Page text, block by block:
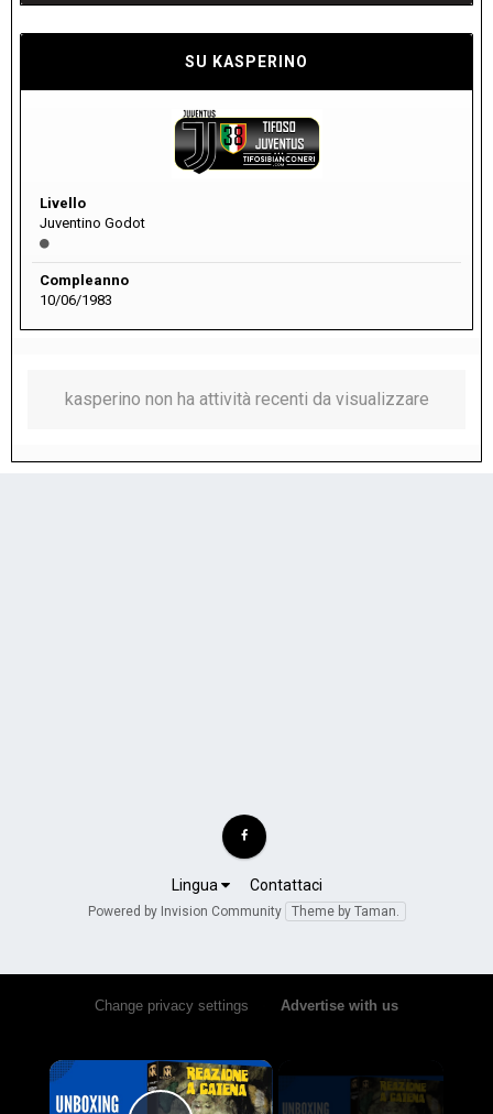
SU KASPERINO
Livello
Juventino Godot
Compleanno
10/06/1983
kasperino non ha attività recenti da visualizzare
Lingua Contattaci
Powered by Invision Community Theme by Taman.
Change privacy settings Advertise with us
×